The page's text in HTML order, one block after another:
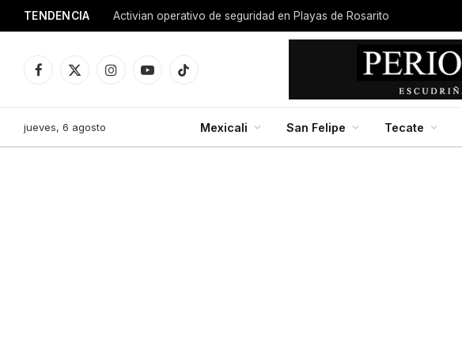
TENDENCIA Activian operativo de seguridad en Playas de Rosarito
Facebook
X
InstagramYouTubeTikTok
jueves, 6 agosto Mexicali San Felipe Tecate